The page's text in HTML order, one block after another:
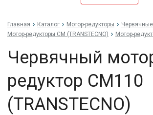
Главная Каталог Мотор-редукторы
Мотор-редукторы CM (TRANSTECNO)
Мотор-
Червячный
редуктор CM110
(TRANSTECNO)